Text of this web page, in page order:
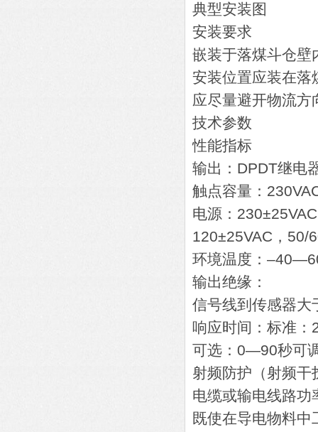
典型安装图
安装要求
嵌装于落煤斗仓壁
安装位置应装在落
应尽量避开物流方
技术参数
性能指标
输出：DPDT继电
触点容量：
电源：
120±25VAC，50/
环境温度：
输出绝缘：
信号线到传感器大
响应时间：标准：
可选：0—90秒可
射频防护（射频干
电缆或输电线路功
既使在导电物料